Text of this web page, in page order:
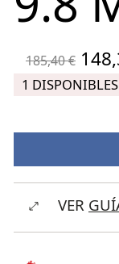
185,40€ El
era:
1 DISPONIBLES
VER